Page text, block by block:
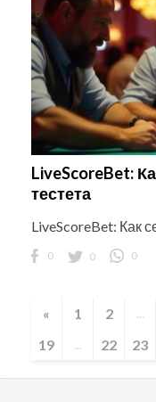
LiveScoreBet:
тестета
LiveScoreBet: Как
0 0 0
« 1 2 ...
19
... 22 23